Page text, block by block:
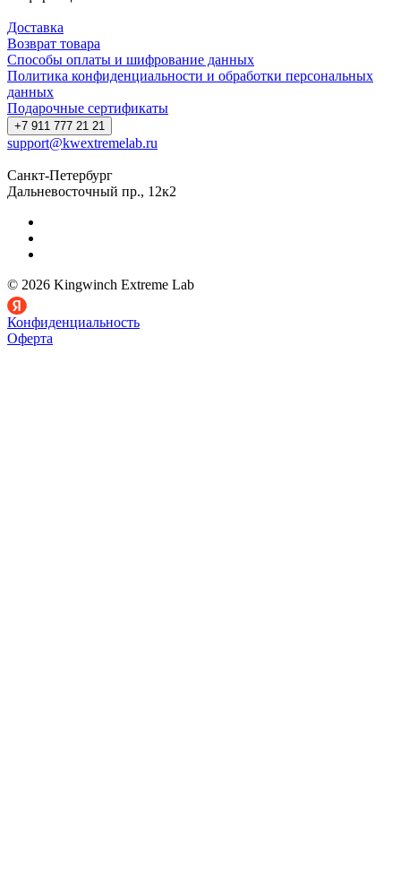
Доставка
Возврат товара
Способы оплаты и шифрование данных
Политика конфиденциальности и обработки персональных
данных
Подарочные сертификаты
+7 911 777 21 21
support@kwextremelab.ru
Санкт-Петербург
Дальневосточный пр., 12к2
© 2026 Kingwinch Extreme Lab
Конфиденциальность
Оферта